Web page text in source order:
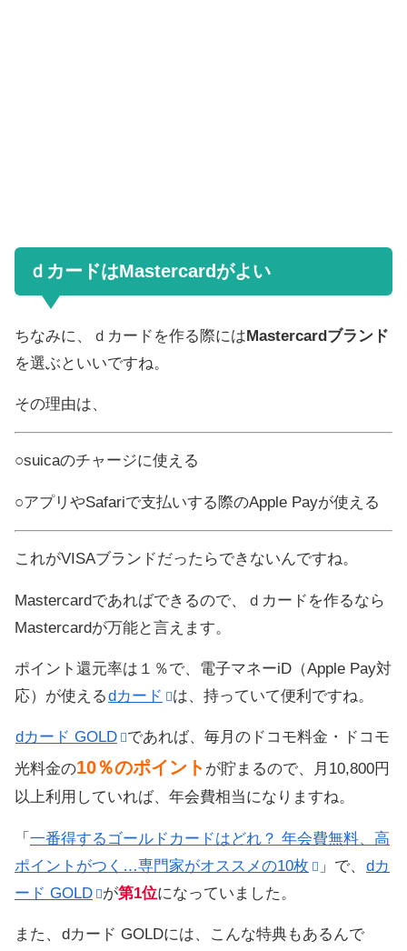
ｄカードはMastercardがよい
ちなみに、ｄカードを作る際にはMastercardブランド
を選ぶといいですね。
その理由は、
○suicaのチャージに使える
○アプリやSafariで支払いする際のApple Payが使える
これがVISAブランドだったらできないんですね。
Mastercardであればできるので、ｄカードを作るなら
Mastercardが万能と言えます。
ポイント還元率は１％で、電子マネーiD（Apple Pay対
応）が使えるdカード は、持っていて便利ですね。
dカード GOLD
であれば、毎月のドコモ料金・ドコモ
光料金の10％のポイント が貯まるので、月10,800円
以上利用していれば、年会費相当になりますね。
「 一番得するゴールドカードはどれ？ 年会費無料、高
ポイントがつく…専門家がオススメの10枚
」で、 dカ
ード GOLD
が第1位になっていました。
また、 dカード GOLDには、こんな特典もあるんで